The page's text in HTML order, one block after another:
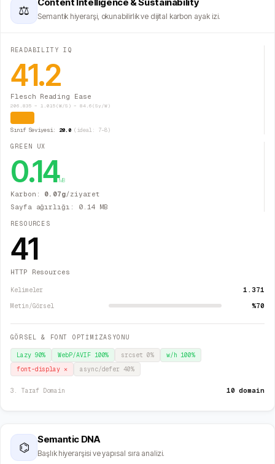
⚖ Semantik hiyerarşi, okunabilirlik ve dijital karbon ayak izi.
READABILITY IQ
41.2
Flesch Reading Ease
206.835 − 1.015(W/S) − 84.6(Sy/W)
Sınıf Seviyesi: 20.0(ideal: 7–8)
GREEN UX
0.14MB
Karbon: 0.07g/ziyaret
Sayfa ağırlığı: 0.14 MB
RESOURCES
41
HTTP Resources
Kelimeler 1.371
Metin/Görsel %70
GÖRSEL & FONT OPTİMİZASYONU
Lazy 90% WebP/AVIF 100% srcset 0% w/h100%
font-display ✕ async/defer40%
3. Taraf Domain 10 domain
⌬
Semantic DNA
Başlık hiyerarşisi ve yapısal sıra analizi.